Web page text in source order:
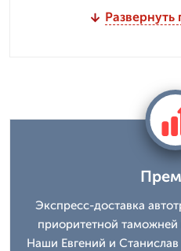
Экспресс-доставка
приоритетной
Наши Евгений и